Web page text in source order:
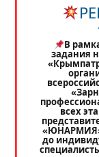
В
задания
всех
до